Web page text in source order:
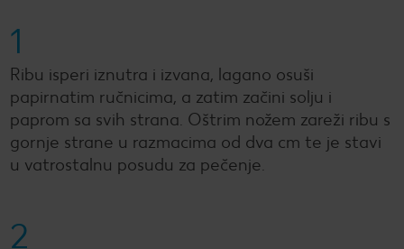
1
Ribu isperi iznutra i izvana, lagano osuši
papirnatim ručnicima, a zatim začini solju i
paprom sa svih strana. Oštrim nožem zareži ribu s
gornje strane u razmacima od dva cm te je stavi
u vatrostalnu posudu za pečenje.
2